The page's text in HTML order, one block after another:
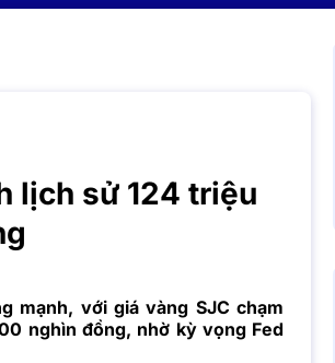
lịch sử 124 triệu
mạnh, với giá vàng SJC chạm
nghìn đồng, nhờ kỳ vọng Fed